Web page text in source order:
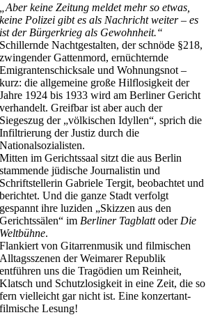
„Aber keine Zeitung meldet mehr so etwas,
keine Polizei gibt es als Nachricht weiter – es
ist der Bürgerkrieg als Gewohnheit.“
Schillernde Nachtgestalten, der schnöde §218,
zwingender Gattenmord, ernüchternde
Emigrantenschicksale und Wohnungsnot –
kurz: die allgemeine große Hilflosigkeit der
Jahre 1924 bis 1933 wird am Berliner Gericht
verhandelt. Greifbar ist aber auch der
Siegeszug der „völkischen Idyllen“, sprich die
Infiltrierung der Justiz durch die
Nationalsozialisten.
Mitten im Gerichtssaal sitzt die aus Berlin
stammende jüdische Journalistin und
Schriftstellerin Gabriele Tergit, beobachtet und
berichtet. Und die ganze Stadt verfolgt
gespannt ihre luziden „Skizzen aus den
Gerichtssälen“ im Berliner Tagblattoder Die
Weltbühne.
Flankiert von Gitarrenmusik und filmischen
Alltagsszenen der Weimarer Republik
entführen uns die Tragödien um Reinheit,
Klatsch und Schutzlosigkeit in eine Zeit, die so
fern vielleicht gar nicht ist. Eine konzertant-
filmische Lesung!